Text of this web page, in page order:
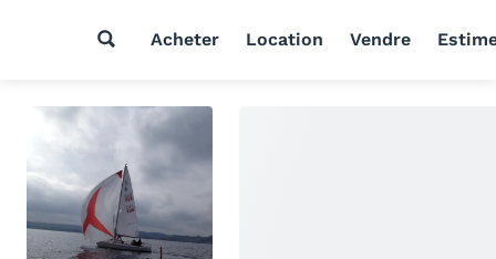
Acheter Location Vendre